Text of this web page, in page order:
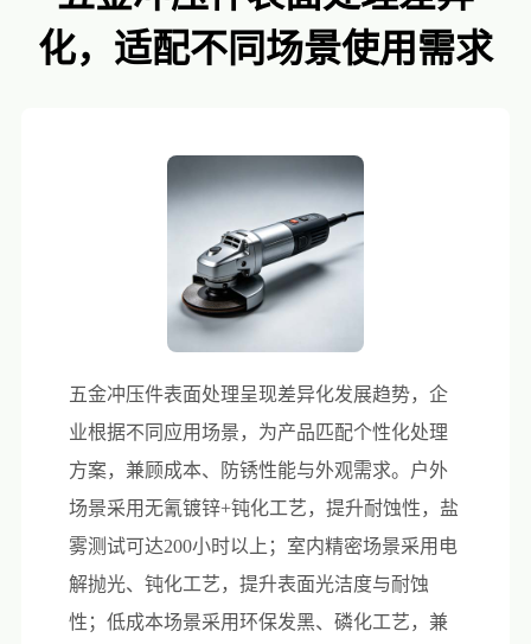
化，适配不同场景使用需求
五金冲压件表面处理呈现差异化发展趋势，企
业根据不同应用场景，为产品匹配个性化处理
方案，兼顾成本、防锈性能与外观需求。户外
场景采用无氰镀锌+钝化工艺，提升耐蚀性，盐
雾测试可达200小时以上；室内精密场景采用电
解抛光、钝化工艺，提升表面光洁度与耐蚀
性；低成本场景采用环保发黑、磷化工艺，兼